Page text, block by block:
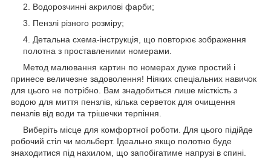
Водорозчинні акрилові фарби;
Пензлі різного розміру;
Детальна схема-інструкція, що повторює зображення
полотна з проставленими номерами.
Метод малювання картин по номерах дуже простий і
принесе величезне задоволення! Ніяких спеціальних навичок
для цього не потрібно. Вам знадобиться лише місткість з
водою для миття пензлів, кілька серветок для очищення
пензлів від води та трішечки терпіння.
Виберіть місце для комфортної роботи. Для цього підійде
робочий стіл чи мольберт. Ідеально якщо полотно буде
знаходитися під нахилом, що запобігатиме напрузі в спині.